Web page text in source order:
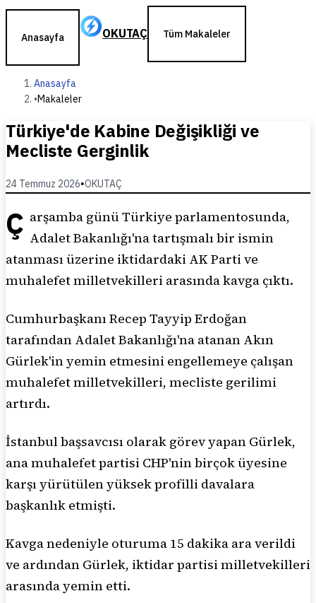
Anasayfa OKUTAÇ Tüm Makaleler
Anasayfa
•Makaleler
Türkiye'de Kabine Değişikliği ve
Mecliste Gerginlik
24 Temmuz 2026•OKUTAÇ
Ç arşamba günü Türkiye parlamentosunda,
Adalet Bakanlığı'na tartışmalı bir ismin
atanması üzerine iktidardaki AK Parti ve
muhalefet milletvekilleri arasında kavga çıktı.
Cumhurbaşkanı Recep Tayyip Erdoğan
tarafından Adalet Bakanlığı'na atanan Akın
Gürlek'in yemin etmesini engellemeye çalışan
muhalefet milletvekilleri, mecliste gerilimi
artırdı.
İstanbul başsavcısı olarak görev yapan Gürlek,
ana muhalefet partisi CHP'nin birçok üyesine
karşı yürütülen yüksek profilli davalara
başkanlık etmişti.
Kavga nedeniyle oturuma 15 dakika ara verildi
ve ardından Gürlek, iktidar partisi milletvekilleri
arasında yemin etti.